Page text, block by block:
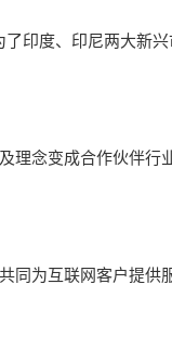
印度、印尼两大新
理念变成合作伙伴行
同为互联网客户提供